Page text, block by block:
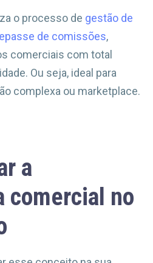
o processo de gestão de
de comissões,
comerciais com total
Ou seja, ideal para
complexa ou marketplace.
a
comercial no